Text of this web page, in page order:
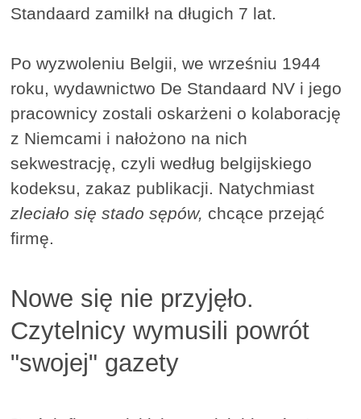
Standaard zamilkł na długich 7 lat.
Po wyzwoleniu Belgii, we wrześniu 1944
roku, wydawnictwo De Standaard NV i jego
pracownicy zostali oskarżeni o kolaborację
z Niemcami i nałożono na nich
sekwestrację, czyli według belgijskiego
kodeksu, zakaz publikacji. Natychmiast
zleciało się stado sępów, chcące przejąć
firmę.
Nowe się nie przyjęło.
Czytelnicy wymusili powrót
"swojej" gazety